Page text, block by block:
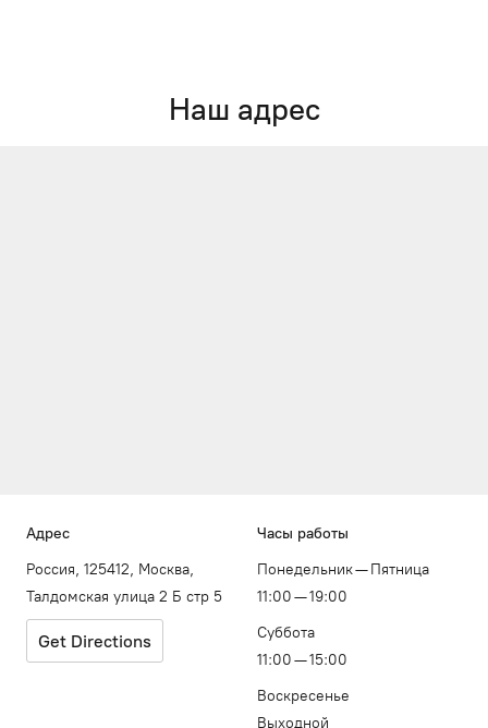
Наш адрес
Адрес
Россия, 125412, Москва,
Талдомская улица 2 Б стр 5
Get Directions
Часы работы
Понедельник — Пятница
11:00 — 19:00
Суббота
11:00 — 15:00
Воскресенье
Выходной